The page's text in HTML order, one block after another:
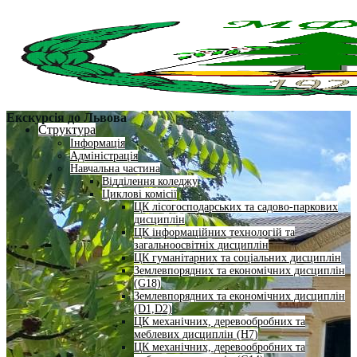
Структура
Інформація
Адміністрація
Навчальна частина
Відділення коледжу
Циклові комісії
ЦК лісогосподарських та садово-паркових
дисциплін
ЦК інформаційних технологій та
загальноосвітніх дисциплін
ЦК гуманітарних та соціальних дисциплін
Землевпорядних та економічних дисциплін
(G18)
Землевпорядних та економічних дисциплін
(D1,D2)
ЦК механічних, деревообробних та
меблевих дисциплін (H7)
ЦК механічних, деревообробних та
Екскурсія до Львова